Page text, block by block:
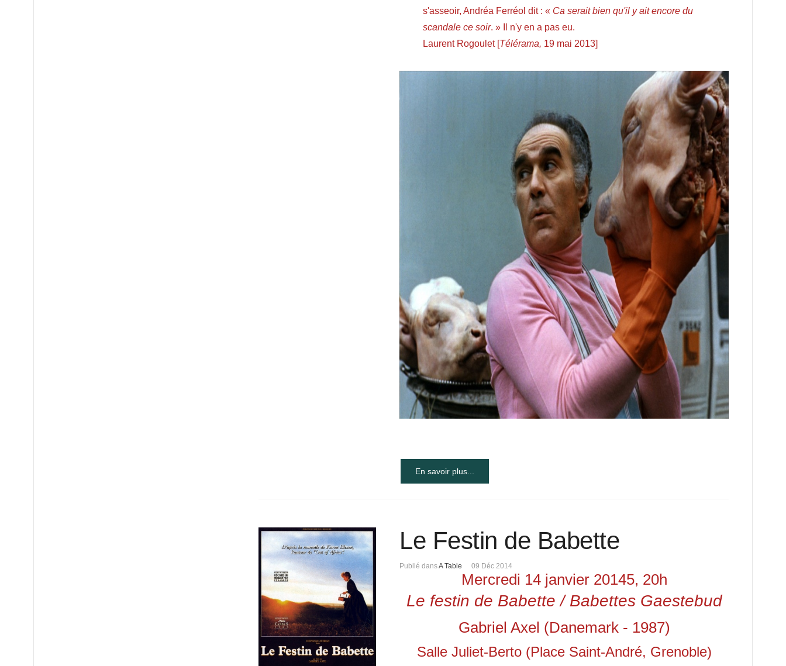
s'asseoir, Andréa Ferréol dit : « Ca serait bien qu'il y ait encore du
scandale ce soir. » Il n'y en a pas eu.
Laurent Rogoulet [Télérama, 19 mai 2013]
En savoir plus...
Le Festin de Babette
Publié dansA Table 09 Déc 2014
Mercredi 14 janvier 20145, 20h
Le festin de Babette / Babettes Gaestebud
Gabriel Axel (Danemark - 1987)
Salle Juliet-Berto (Place Saint-André, Grenoble)